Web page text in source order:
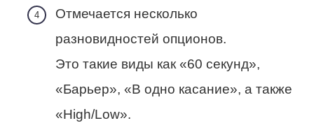
Отмечается несколько
разновидностей опционов.
Это такие виды как «60 секунд»,
«Барьер», «В одно касание», а также
«High/Low».